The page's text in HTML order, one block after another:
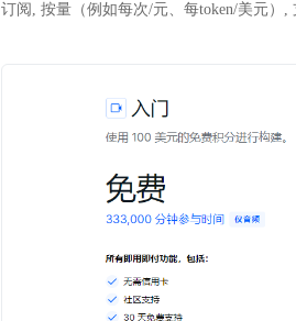
订阅, 按量（例如每次/元、每token/美元）,